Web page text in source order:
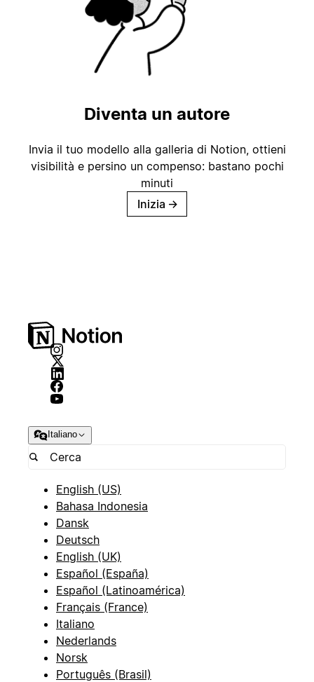
Diventa un autore
Invia il tuo modello alla galleria di Notion, ottieni
visibilità e persino un compenso: bastano pochi
minuti
Inizia →
Italiano
English (US)
Bahasa Indonesia
Dansk
Deutsch
English (UK)
Español (España)
Español (Latinoamérica)
Français (France)
Italiano
Nederlands
Norsk
Português (Brasil)